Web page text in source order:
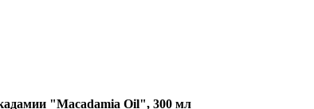
"Macadamia Oil", 300 мл